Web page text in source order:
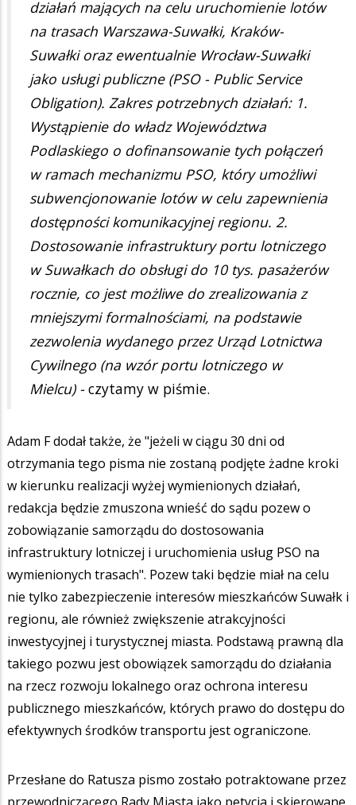
działań mających na celu uruchomienie lotów
na trasach Warszawa-Suwałki, Kraków-
Suwałki oraz ewentualnie Wrocław-Suwałki
jako usługi publiczne (PSO - Public Service
Obligation). Zakres potrzebnych działań: 1.
Wystąpienie do władz Województwa
Podlaskiego o dofinansowanie tych połączeń
w ramach mechanizmu PSO, który umożliwi
subwencjonowanie lotów w celu zapewnienia
dostępności komunikacyjnej regionu. 2.
Dostosowanie infrastruktury portu lotniczego
w Suwałkach do obsługi do 10 tys. pasażerów
rocznie, co jest możliwe do zrealizowania z
mniejszymi formalnościami, na podstawie
zezwolenia wydanego przez Urząd Lotnictwa
Cywilnego (na wzór portu lotniczego w
Mielcu) - czytamy w piśmie.
Adam F dodał także, że "jeżeli w ciągu 30 dni od
otrzymania tego pisma nie zostaną podjęte żadne kroki
w kierunku realizacji wyżej wymienionych działań,
redakcja będzie zmuszona wnieść do sądu pozew o
zobowiązanie samorządu do dostosowania
infrastruktury lotniczej i uruchomienia usług PSO na
wymienionych trasach". Pozew taki będzie miał na celu
nie tylko zabezpieczenie interesów mieszkańców Suwałk i
regionu, ale również zwiększenie atrakcyjności
inwestycyjnej i turystycznej miasta. Podstawą prawną dla
takiego pozwu jest obowiązek samorządu do działania
na rzecz rozwoju lokalnego oraz ochrona interesu
publicznego mieszkańców, których prawo do dostępu do
efektywnych środków transportu jest ograniczone.
Przesłane do Ratusza pismo zostało potraktowane przez